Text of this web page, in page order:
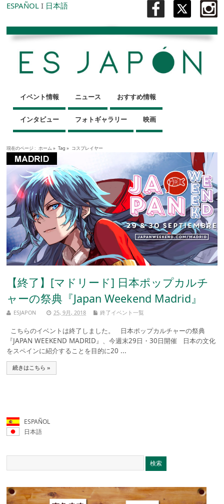
ESPAÑOL I 日本語
イベント情報 ニュース おすすめ情報
インタビュー フォトギャラリー 映画
現在のページ : ホーム » Tag » コスプレイヤー
【終了】[マドリード] 日本ポップカルチ
ャーの祭典『Japan Weekend Madrid』
ESJAPON 25, 9月, 2018 終了イベント一覧
こちらのイベントは終了しました。 日本ポップカルチャーの祭典
『JAPAN WEEKEND MADRID』、今週末29日・30日開催 日本の文化
をスペインに紹介することを目的に20 ...
続きはこちら »
ESPAÑOL
日本語